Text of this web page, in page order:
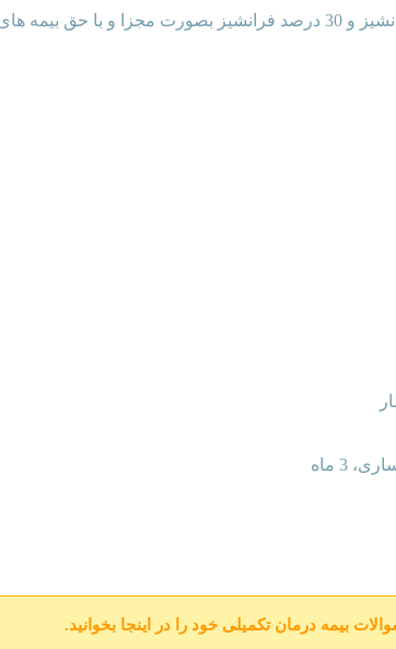
، 2 طرح 10 درصد فرانشیز و 30 درصد فرانشیز بصورت مجزا و
3 ماه
بیمه درمان تکمیلی خود را در اینجا بخوانید.